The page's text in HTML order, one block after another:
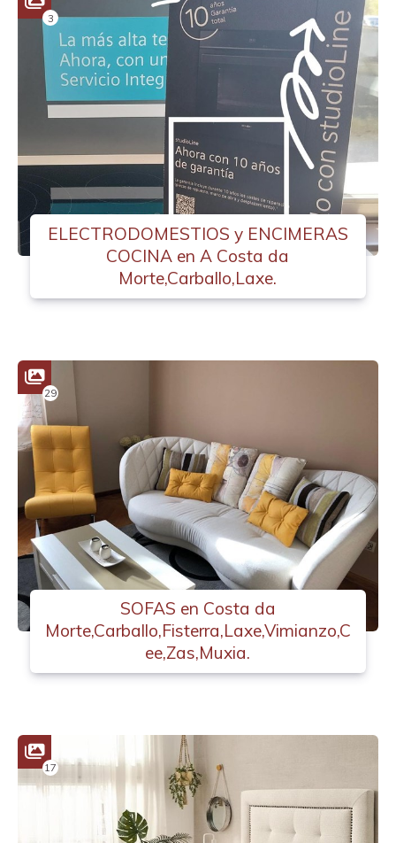
ELECTRODOMESTIOS y ENCIMERAS
COCINA en A Costa da
Morte,Carballo,Laxe.
3
SOFAS en Costa da
Morte,Carballo,Fisterra,Laxe,Vimianzo,C
ee,Zas,Muxia.
29
17